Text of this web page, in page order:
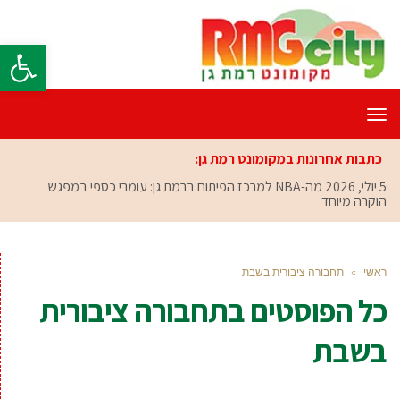
פתח
תפריט
כתבות אחרונות במקומונט רמת גן:
5 יולי, 2026
מה-NBA למרכז הפיתוח ברמת גן: עומרי כספי במפגש
הוקרה מיוחד
ראשי » תחבורה ציבורית בשבת
כל הפוסטים בתחבורה ציבורית
בשבת